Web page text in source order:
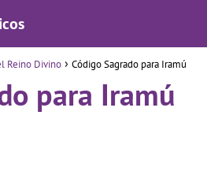
Reino Divino Código Sagrado para Iramú
para Iramú